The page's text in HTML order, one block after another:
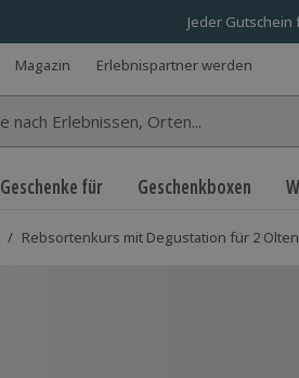
Jeder
Magazin Erlebnispartner werden
Erlebnissen...
Geschenke für Geschenkboxen
/ Rebsortenkurs mit Degustation für 2 Olten